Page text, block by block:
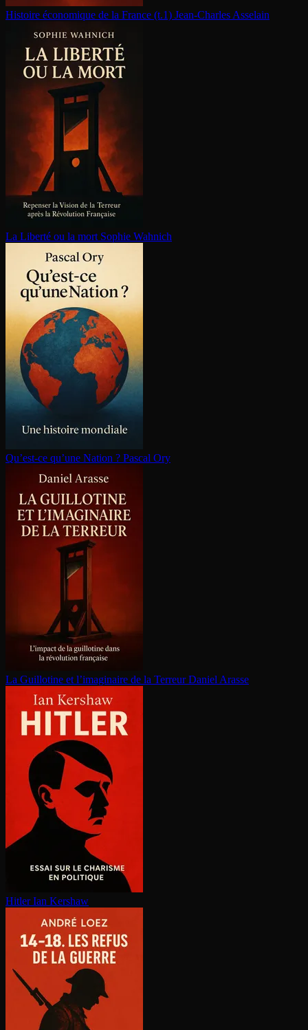
Histoire économique de la France (t.1) Jean-Charles Asselain
La Liberté ou la mort Sophie Wahnich
Qu’est-ce qu’une Nation ? Pascal Ory
La Guillotine et l’imaginaire de la Terreur Daniel Arasse
Hitler Ian Kershaw